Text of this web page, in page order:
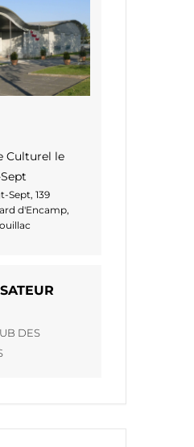
Culturel le
Sept, 139
d'Encamp,
DES